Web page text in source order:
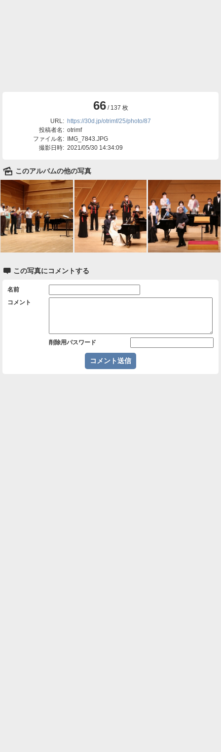
66 / 137 枚
URL: https://30d.jp/otrimf/25/photo/87
投稿者名: otrimf
ファイル名:
IMG_7843.JPG
撮影日時: 2021/05/30 14:34:09
🌄 このアルバムの他の写真
 この写真にコメントする
名前
コメント
削除用パスワード